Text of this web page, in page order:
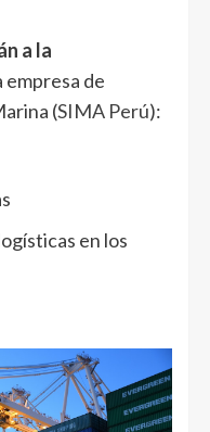
a la
empresa de
(SIMA Perú):
en los